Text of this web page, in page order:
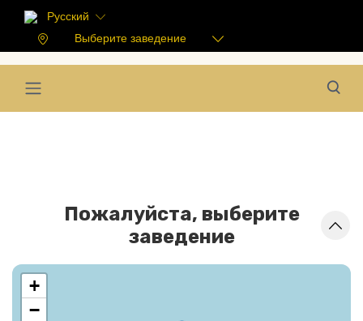
Русский
Выберите заведение
Пожалуйста, выберите
заведение
+
−